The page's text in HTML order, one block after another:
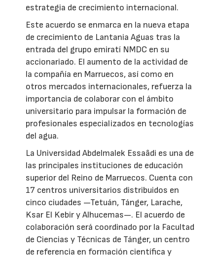
estrategia de crecimiento internacional.
Este acuerdo se enmarca en la nueva etapa
de crecimiento de Lantania Aguas tras la
entrada del grupo emiratí NMDC en su
accionariado. El aumento de la actividad de
la compañía en Marruecos, así como en
otros mercados internacionales, refuerza la
importancia de colaborar con el ámbito
universitario para impulsar la formación de
profesionales especializados en tecnologías
del agua.
La Universidad Abdelmalek Essaâdi es una de
las principales instituciones de educación
superior del Reino de Marruecos. Cuenta con
17 centros universitarios distribuidos en
cinco ciudades —Tetuán, Tánger, Larache,
Ksar El Kebir y Alhucemas—. El acuerdo de
colaboración será coordinado por la Facultad
de Ciencias y Técnicas de Tánger, un centro
de referencia en formación científica y